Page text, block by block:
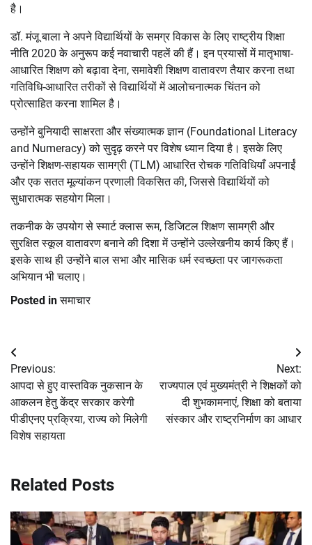
है।
डॉ. मंजू बाला ने अपने विद्यार्थियों के समग्र विकास के लिए राष्ट्रीय शिक्षा
नीति 2020 के अनुरूप कई नवाचारी पहलें की हैं। इन प्रयासों में मातृभाषा-
आधारित शिक्षण को बढ़ावा देना, समावेशी शिक्षण वातावरण तैयार करना तथा
गतिविधि-आधारित तरीकों से विद्यार्थियों में आलोचनात्मक चिंतन को
प्रोत्साहित करना शामिल है।
उन्होंने बुनियादी साक्षरता और संख्यात्मक ज्ञान (Foundational Literacy
and Numeracy) को सुदृढ़ करने पर विशेष ध्यान दिया है। इसके लिए
उन्होंने शिक्षण-सहायक सामग्री (TLM) आधारित रोचक गतिविधियाँ अपनाईं
और एक सतत मूल्यांकन प्रणाली विकसित की, जिससे विद्यार्थियों को
सुधारात्मक सहयोग मिला।
तकनीक के उपयोग से स्मार्ट क्लास रूम, डिजिटल शिक्षण सामग्री और
सुरक्षित स्कूल वातावरण बनाने की दिशा में उन्होंने उल्लेखनीय कार्य किए हैं।
इसके साथ ही उन्होंने बाल सभा और मासिक धर्म स्वच्छता पर जागरूकता
अभियान भी चलाए।
Posted inसमाचार
Post
navigation
Previous:
आपदा से हुए वास्तविक नुकसान के
आकलन हेतु केंद्र सरकार करेगी
पीडीएनए प्रक्रिया, राज्य को मिलेगी
विशेष सहायता
Next:
राज्यपाल एवं मुख्यमंत्री ने शिक्षकों को
दी शुभकामनाएं, शिक्षा को बताया
संस्कार और राष्ट्रनिर्माण का आधार
Related Posts